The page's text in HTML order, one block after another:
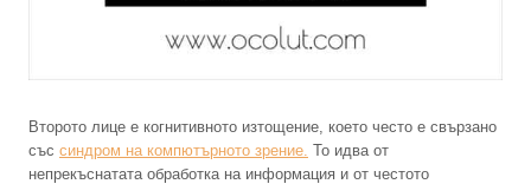
Второто лице е когнитивното изтощение, което често е свързано
със синдром на компютърното зрение. То идва от
непрекъснатата обработка на информация и от честото